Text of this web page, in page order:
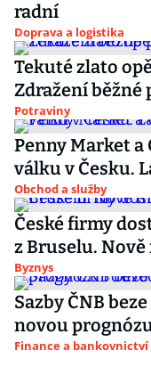
radní
Doprava a logistika
Tekuté zlato
Zdražení běžné
Potraviny
Penny Market
válku v Česku.
Obchod a služby
České firmy
z Bruselu.
Byznys
Sazby ČNB
novou
Finance a bankovnictví